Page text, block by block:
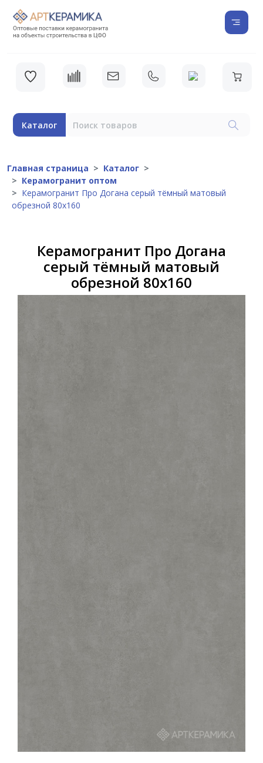
Каталог
Главная страница
Каталог
Керамогранит оптом
Керамогранит Про Догана серый тёмный матовый
обрезной 80х160
Керамогранит Про Догана
серый тёмный матовый
обрезной 80х160